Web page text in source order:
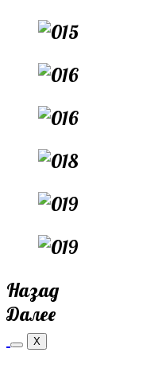
Назад
Далее
X